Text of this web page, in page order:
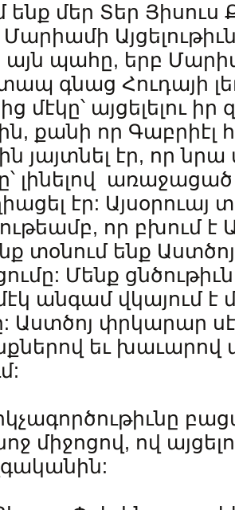
ենք մեր Տեր Յիսուս
Մարիամի
այն պահը, երբ
գնաց Հուդայի
մէկը՝ այցելելու իր
քանի որ
յայտնել էր, որ
լինելով
էր:
որ բխում
տօնում ենք
Մենք
անգամ վկայում
Աստծոյ փրկարար
եւ խաւարով
միջոցով, ով